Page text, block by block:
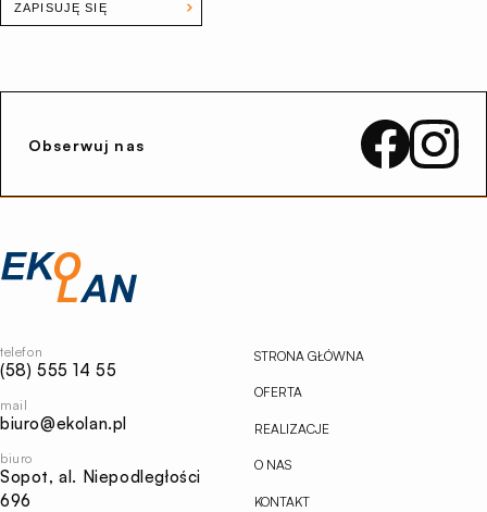
ZAPISUJĘ SIĘ
Obserwuj nas
na
telefon
(58) 555 14 55
mail
biuro@ekolan.pl
biuro
Sopot, al. Niepodległości
696
STRONA GŁÓWNA
OFERTA
REALIZACJE
O NAS
KONTAKT